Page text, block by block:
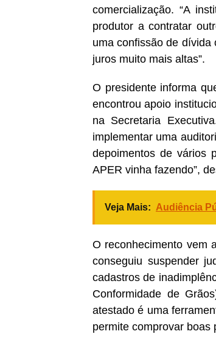
comercialização. “A
produtor a contratar
uma confissão de dívida
juros muito mais altas”.
O presidente informa
encontrou apoio
na Secretaria
implementar uma
depoimentos de vários
APER vinha fazendo”,
Veja Mais: Audiência
O reconhecimento vem
conseguiu suspender
cadastros de
Conformidade de
atestado é uma
permite comprovar boas